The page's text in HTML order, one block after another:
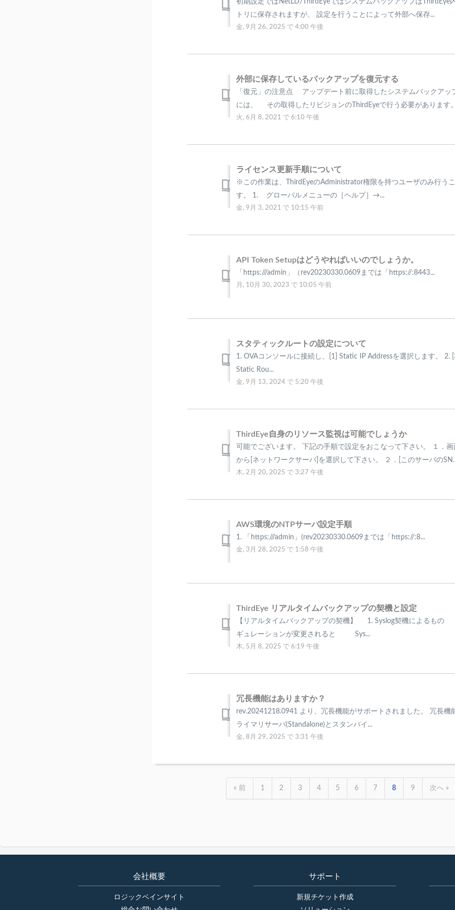
初期設定ではNetLD/ThirdEyeではシステムバックアップはThirdEye
トリに保存されますが、 設定を行うことによって外部へ保存...
金, 9月 26, 2025 で 4:00 午後
外部に保存しているバックアップを復元する
「復元」の注意点 アップデート前に取得したシステムバックアッ
には、 その取得したリビジョンのThirdEyeで行う必要があります
火, 6月 8, 2021 で 6:10 午後
ライセンス更新手順について
※この作業は、ThirdEyeのAdministrator権限を持つユーザのみ行う
す。 1. グローバルメニューの［ヘルプ］→...
金, 9月 3, 2021 で 10:15 午前
API Token Setupはどうやればいいのでしょうか。
「https:///admin」（rev20230330.0609までは「https://:8443...
月, 10月 30, 2023 で 10:05 午前
スタティックルートの設定について
1. OVAコンソールに接続し、[1] Static IP Addressを選択します。 2.
Static Rou...
金, 9月 13, 2024 で 5:20 午後
ThirdEye自身のリソース監視は可能でしょうか
可能でございます。 下記の手順で設定をおこなって下さい。 １．画
から[ネットワークサーバ]を選択して下さい。 ２．[このサーバの
木, 2月 20, 2025 で 3:27 午後
AWS環境のNTPサーバ設定手順
1. 「https:///admin」(rev20230330.0609までは「https://:8...
金, 3月 28, 2025 で 1:58 午後
ThirdEye リアルタイムバックアップの契機と設定
【リアルタイムバックアップの契機】 1. Syslog契機によるも
ギュレーションが変更されると Sys...
木, 5月 8, 2025 で 6:19 午後
冗長機能はありますか？
rev.20241218.0941 より、冗長機能がサポートされました。 冗長機
ライマリサーバ(Standalone)とスタンバイ...
金, 8月 29, 2025 で 3:31 午後
« 前 1 2 3 4 5 6 7 8 9 次へ »
会社概要
ロジックベインサイト
サポート
新規チケット作成